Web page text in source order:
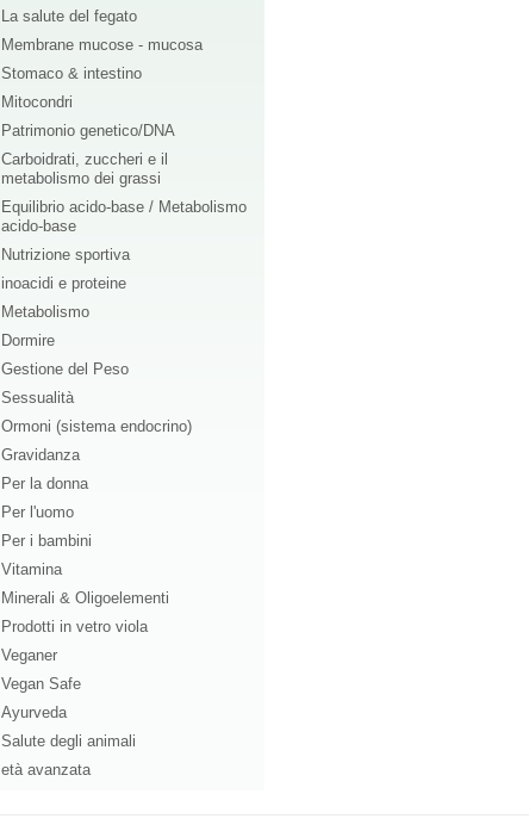
La salute del fegato
Membrane mucose - mucosa
Stomaco & intestino
Mitocondri
Patrimonio genetico/DNA
Carboidrati, zuccheri e il
metabolismo dei grassi
Equilibrio acido-base / Metabolismo
acido-base
Nutrizione sportiva
inoacidi e proteine
Metabolismo
Dormire
Gestione del Peso
Sessualità
Ormoni (sistema endocrino)
Gravidanza
Per la donna
Per l'uomo
Per i bambini
Vitamina
Minerali & Oligoelementi
Prodotti in vetro viola
Veganer
Vegan Safe
Ayurveda
Salute degli animali
età avanzata